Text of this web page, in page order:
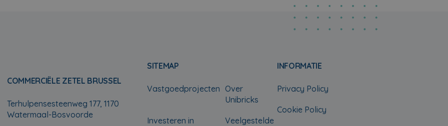
COMMERCIËLE ZETEL BRUSSEL
Terhulpensesteenweg 177, 1170
Watermaal-Bosvoorde
SITEMAP
Vastgoedprojecten Over
Unibricks
Investeren in
Veelgestelde
INFORMATIE
Privacy Policy
Cookie Policy